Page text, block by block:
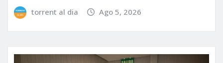
torrent al dia Ago 5, 2026